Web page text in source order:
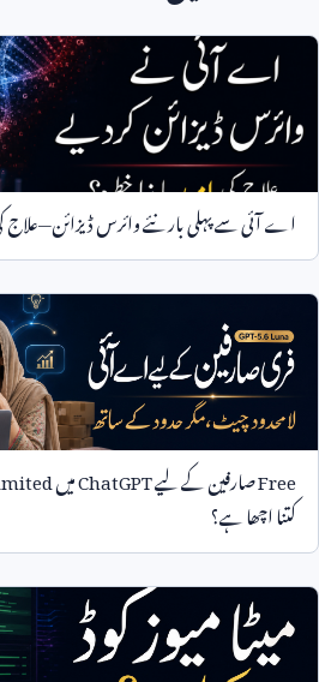
اے آئی سے پہلی بار نئے وائرس ڈیزائن—علاج
Freeصارفین کے لیےChatGPTمیں
کتنا اچھا ہے؟